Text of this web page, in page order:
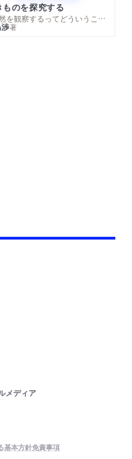
ものを探究する
─自然を観察するってどういうこと？
著
メディア
基本方針免責事項